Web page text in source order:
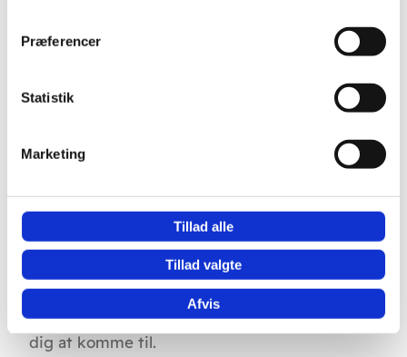
Præferencer
Statistik
Marketing
Tillad alle
Tillad valgte
Afvis
Her kan du finde den klinik der er lettest for
dig at komme til.